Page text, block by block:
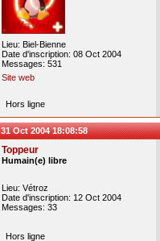
Lieu: Biel-Bienne
Date d'inscription: 08 Oct 2004
Messages: 531
Site web
Hors ligne
31 Oct 2004 18:08:58
Toppeur
Humain(e) libre
Lieu: Vétroz
Date d'inscription: 12 Oct 2004
Messages: 33
Hors ligne